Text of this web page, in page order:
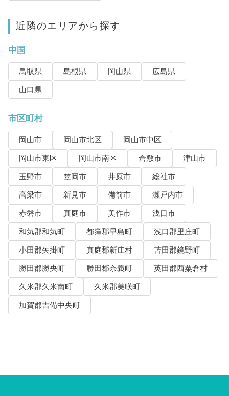
近隣のエリアから探す
中国
鳥取県 島根県 岡山県
広島県
山口県
市区町村
岡山市 岡山市北区
岡山市中区
岡山市東区
岡山市南区 倉敷市
津山市
玉野市
笠岡市 井原市
総社市
高梁市
新見市 備前市
瀬戸内市
赤磐市
真庭市 美作市
浅口市
和気郡和気町
都窪郡早島町
浅口郡里庄町
小田郡矢掛町
真庭郡新庄村
苫田郡鏡野町
勝田郡勝央町
勝田郡奈義町
英田郡西粟倉村
久米郡久米南町
久米郡美咲町
加賀郡吉備中央町